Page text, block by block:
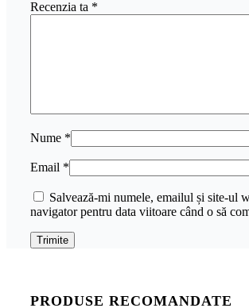
Recenzia ta *
Nume *
Email *
Salvează-mi numele, emailul și site-ul
navigator pentru data viitoare când o să
PRODUSE RECOMANDATE